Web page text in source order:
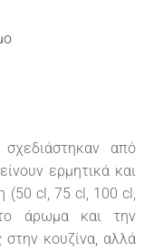
από
ερμητικά και
(50 cl, 75 cl, 100 cl,
άρωμα και την
κουζίνα, αλλά